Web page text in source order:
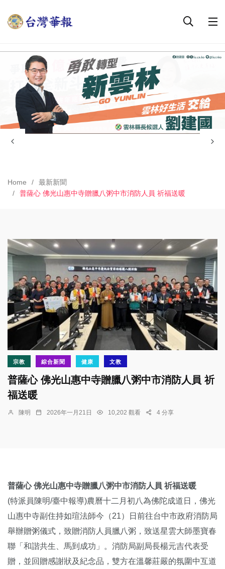
Home
最新新聞
普薩心 佛光山惠中寺贈臘八粥中市消防人員 祈福送暖
宗教 綜合新聞 健康 文教
普薩心 佛光山惠中寺贈臘八粥中市消防人員 祈
福送暖
陳明 2026年一月21日 10,202 觀看 4 分享
普薩心 佛光山惠中寺贈臘八粥中市消防人員 祈福送暖
(特派員陳明/臺中報導)農曆十二月初八為佛陀成道日，佛光
山惠中寺副住持如瑄法師今（21）日前往台中市政府消防局
舉辦贈粥儀式，致贈消防人員臘八粥，致送星雲大師墨寶春
聯「和諧共生、馬到成功」。消防局副局長楊元吉代表受
贈，並回贈感謝狀及紀念品，雙方在溫馨莊嚴的氛圍中互道